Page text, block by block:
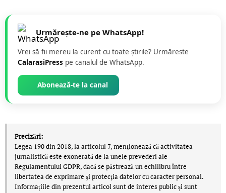
Urmărește-ne pe WhatsApp!
Vrei să fii mereu la curent cu toate știrile? Urmăreste
CalarasiPress pe canalul de WhatsApp.
Abonează-te la canal
Precizări:
Legea 190 din 2018, la articolul 7, menţionează că activitatea
jurnalistică este exonerată de la unele prevederi ale
Regulamentului GDPR, dacă se păstrează un echilibru între
libertatea de exprimare şi protecţia datelor cu caracter personal.
Informațiile din prezentul articol sunt de interes public și sunt